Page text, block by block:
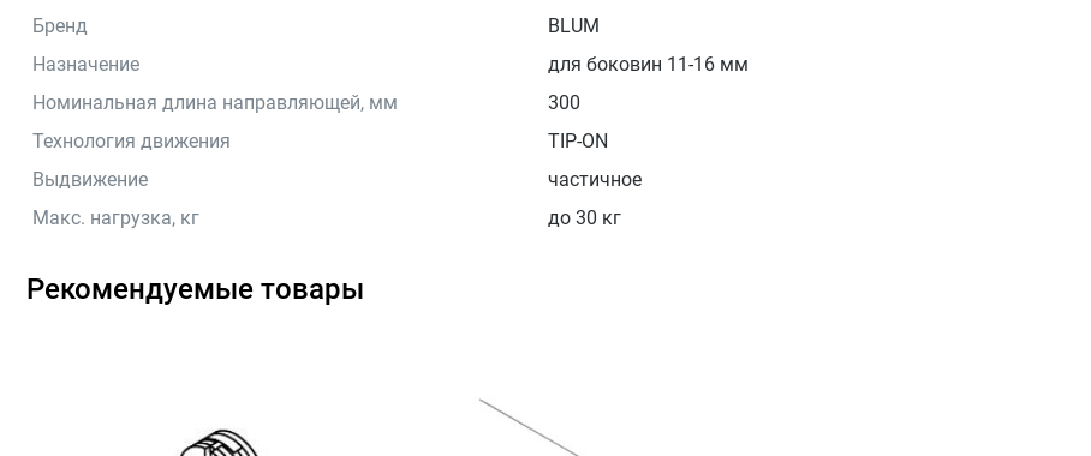
Бренд
BLUM
Назначение
для боковин 11-16 мм
Номинальная длина направляющей, мм
300
Технология движения
TIP-ON
Выдвижение
частичное
Макс. нагрузка, кг
до 30 кг
Рекомендуемые товары